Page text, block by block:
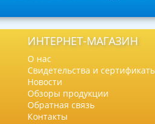
ИНТЕРНЕТ-МАГАЗИН
О нас
Свидетельства и
Новости
Обзоры продукции
Обратная связь
Контакты